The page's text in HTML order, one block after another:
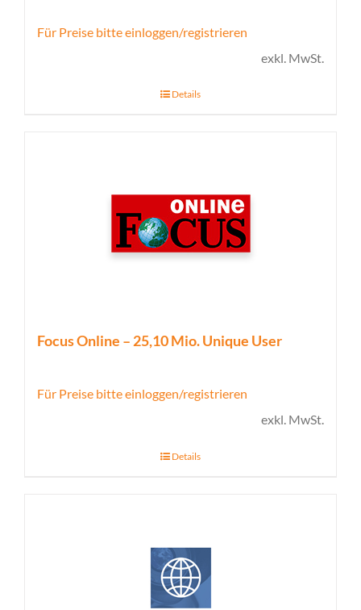
Für Preise bitte einloggen/registrieren
exkl. MwSt.
Details
Focus Online – 25,10 Mio. Unique User
Für Preise bitte einloggen/registrieren
exkl. MwSt.
Details